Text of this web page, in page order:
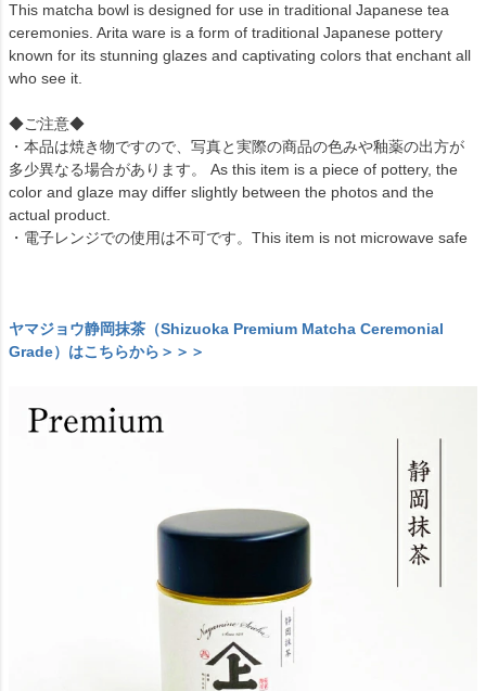
This matcha bowl is designed for use in traditional Japanese tea
ceremonies. Arita ware is a form of traditional Japanese pottery
known for its stunning glazes and captivating colors that enchant all
who see it.
◆ご注意◆
・本品は焼き物ですので、写真と実際の商品の色みや釉薬の出方が
多少異なる場合があります。 As this item is a piece of pottery, the
color and glaze may differ slightly between the photos and the
actual product.
・電子レンジでの使用は不可です。This item is not microwave safe
ヤマジョウ静岡抹茶（Shizuoka Premium Matcha Ceremonial
Grade）はこちらから＞＞＞